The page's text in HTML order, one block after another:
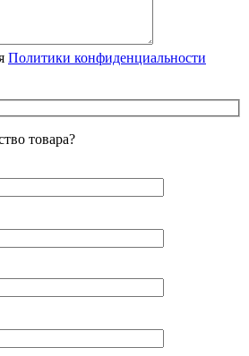
Политики конфиденциальности
товара?